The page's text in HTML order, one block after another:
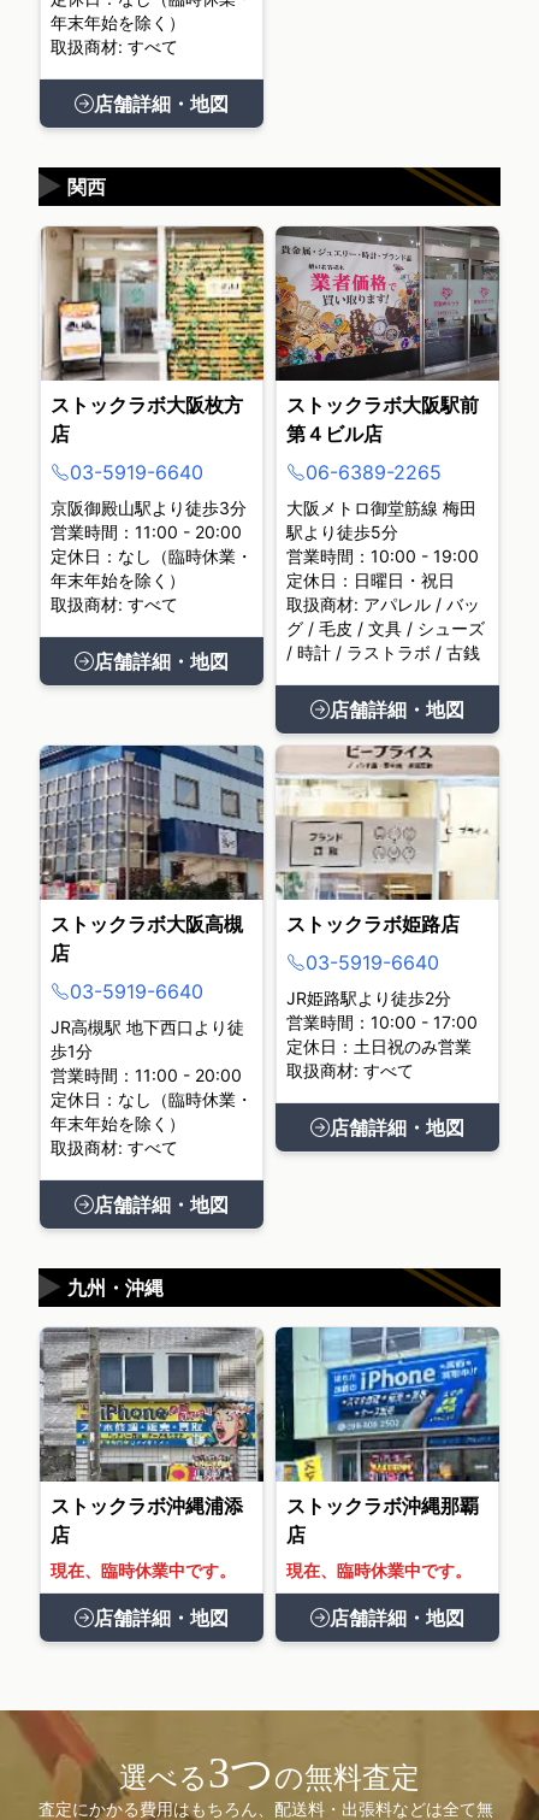
年末年始を除く）
取扱商材: すべて
店舗詳細・地図
関西
▶
ストックラボ大阪枚方
店
03-5919-6640
京阪御殿山駅より徒歩3分
営業時間：11:00 - 20:00
定休日：なし（臨時休業・
年末年始を除く）
取扱商材: すべて
店舗詳細・地図
ストックラボ大阪駅前
第４ビル店
06-6389-2265
大阪メトロ御堂筋線 梅田
駅より徒歩5分
営業時間：10:00 - 19:00
定休日：日曜日・祝日
取扱商材: アパレル / バッ
グ / 毛皮 / 文具 / シューズ
/ 時計 / ラストラボ / 古銭
店舗詳細・地図
ストックラボ大阪高槻
店
03-5919-6640
JR高槻駅 地下西口より徒
歩1分
営業時間：11:00 - 20:00
定休日：なし（臨時休業・
年末年始を除く）
取扱商材: すべて
店舗詳細・地図
ストックラボ姫路店
03-5919-6640
JR姫路駅より徒歩2分
営業時間：10:00 - 17:00
定休日：土日祝のみ営業
取扱商材: すべて
店舗詳細・地図
九州・沖縄
▶
ストックラボ沖縄浦添
店
現在、臨時休業中です。
店舗詳細・地図
ストックラボ沖縄那覇
店
現在、臨時休業中です。
店舗詳細・地図
選べる3つの無料査定
査定にかかる費用はもちろん、配送料・出張料などは全て無